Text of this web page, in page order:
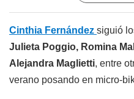
Cinthia Fernández siguió
Julieta Poggio, Romina
Alejandra Maglietti, entre
verano posando en micro-